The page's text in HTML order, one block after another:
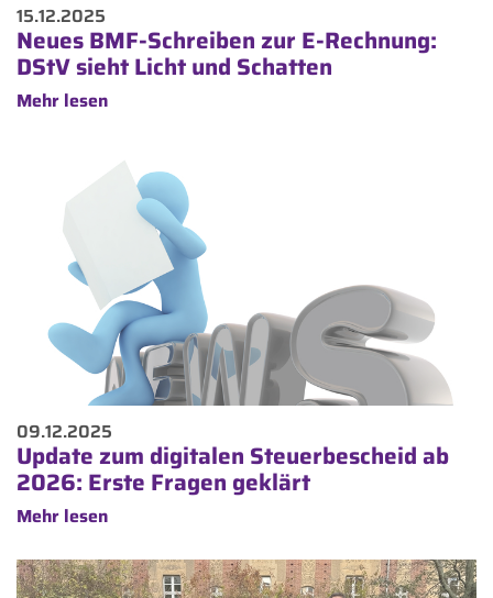
15.12.2025
Neues BMF-Schreiben zur E-Rechnung:
DStV sieht Licht und Schatten
Mehr lesen
09.12.2025
Update zum digitalen Steuerbescheid ab
2026: Erste Fragen geklärt
Mehr lesen